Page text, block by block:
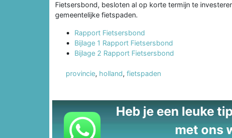
Fietsersbond, besloten al op korte termijn te
gemeentelijke fietspaden.
Rapport Fietsersbond
Bijlage 1 Rapport Fietsersbond
Bijlage 2 Rapport Fietsersbond
provincie, holland, fietspaden
Heb je een leuke
met ons